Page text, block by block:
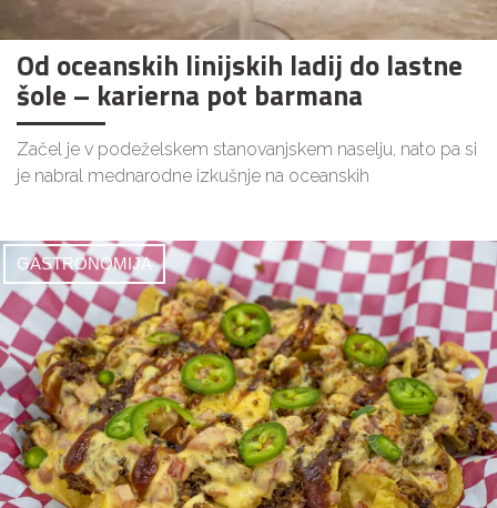
Od oceanskih linijskih ladij do lastne
šole – karierna pot barmana
Začel je v podeželskem stanovanjskem naselju, nato pa si
je nabral mednarodne izkušnje na oceanskih
GASTRONOMIJA